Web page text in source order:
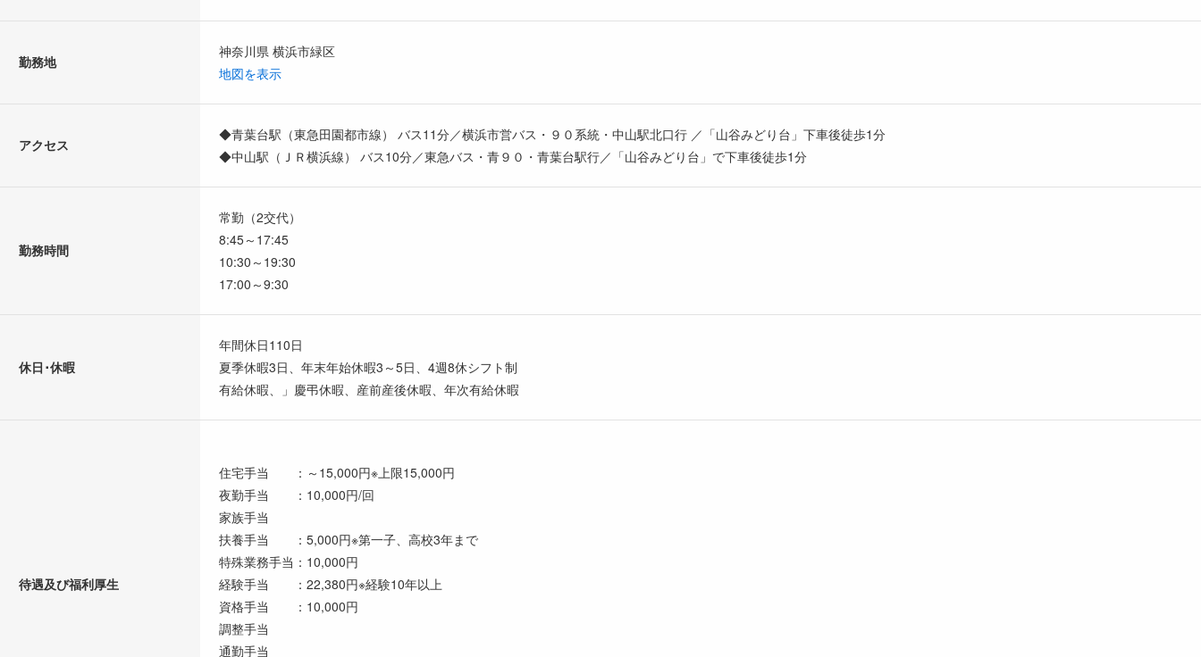
勤務地
神奈川県 横浜市緑区
地図を表示
アクセス
◆青葉台駅（東急田園都市線） バス11分／横浜市営バス・９０系統・中山駅北口行 ／「山谷みどり台」下車後徒歩1分
◆中山駅（ＪＲ横浜線） バス10分／東急バス・青９０・青葉台駅行／「山谷みどり台」で下車後徒歩1分
勤務時間
常勤（2交代）
8:45～17:45
10:30～19:30
17:00～9:30
休日･休暇
年間休日110日
夏季休暇3日、年末年始休暇3～5日、4週8休シフト制
有給休暇、」慶弔休暇、産前産後休暇、年次有給休暇
待遇及び福利厚生
住宅手当 ：～15,000円※上限15,000円
夜勤手当 ：10,000円/回
家族手当
扶養手当 ：5,000円※第一子、高校3年まで
特殊業務手当：10,000円
経験手当 ：22,380円※経験10年以上
資格手当 ：10,000円
調整手当
通勤手当